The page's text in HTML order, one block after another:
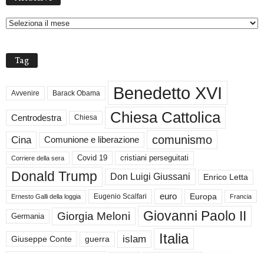
H
Tag
Avvenire Barack Obama Benedetto XVI
Centrodestra Chiesa Chiesa Cattolica
Cina Comunione e liberazione comunismo
Corriere della sera Covid 19 cristiani perseguitati
Donald Trump Don Luigi Giussani Enrico Letta
Ernesto Galli della loggia Eugenio Scalfari euro Europa Francia
Germania Giorgia Meloni Giovanni Paolo II
Giuseppe Conte guerra islam Italia